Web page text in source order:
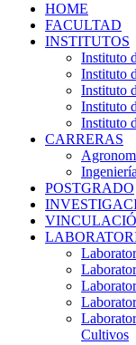
HOME
FACULTAD
INSTITUTOS
Instituto
Instituto
Instituto
Instituto
Instituto
CARRERAS
POSTGRADO
Cultivos